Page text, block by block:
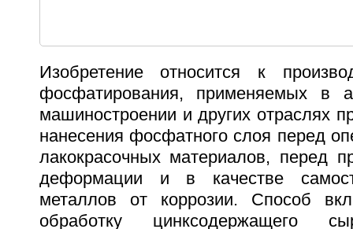
Изобретение относится к
фосфатирования, применяемых в
машиностроении и других отраслях
нанесения фосфатного слоя перед
лакокрасочных материалов, перед
деформации и в качестве
металлов от коррозии. Способ
обработку цинксодержащего